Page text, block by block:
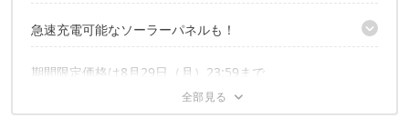
保証期間も5年と長く安心
【18%OFF】Anker 757 Portable Power Station (PowerHouse
1229Wh)
【20%OFF】Anker 535 Portable Power Station(PowerHouse
【18%OFF】Anker 521 Portable Power Station（PowerHouse
256Wh）
急速充電可能なソーラーパネルも！
【14%OFF】Anker 625 Solar Panel (100W)
【20%OFF】Anker PowerPort Solar Lite
期間限定価格は8月29日（月）23:59まで